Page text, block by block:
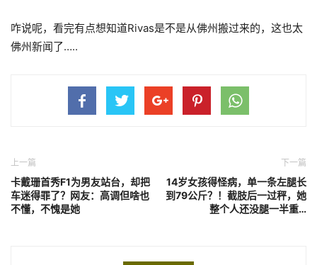
咋说呢，看完有点想知道Rivas是不是从佛州搬过来的，这也太
佛州新闻了…..
上一篇
卡戴珊首秀F1为男友站台，却把
车迷得罪了？网友：高调但啥也
不懂，不愧是她
下一篇
14岁女孩得怪病，单一条左腿长
到79公斤？！截肢后一过秤，她
整个人还没腿一半重…